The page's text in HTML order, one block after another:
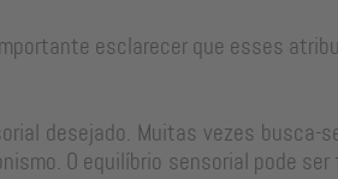
esclarecer que esses
desejado. Muitas vezes busca-
O equilíbrio sensorial pode